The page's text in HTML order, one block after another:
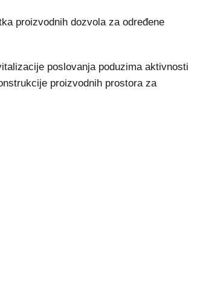
proizvodnih dozvola za određene
poslovanja poduzima aktivnosti
proizvodnih prostora za